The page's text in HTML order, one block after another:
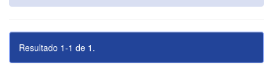
Resultado 1-1 de 1.